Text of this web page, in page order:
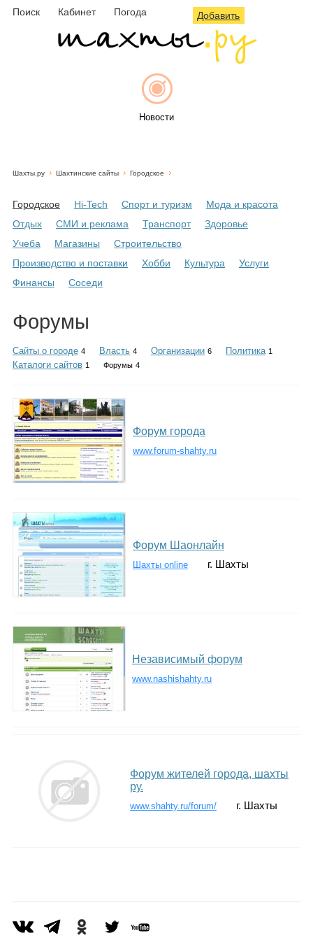
Поиск Кабинет Погода Добавить
Новости
Объявления
Гороскоп
Шахты.ру Шахтинские сайты Городское
Городское Hi-Tech Спорт и туризм
Мода и красота
Отдых
СМИ и реклама Транспорт
Здоровье
Учеба
Магазины
Строительство
Производство и поставки
Хобби Культура
Услуги
Финансы
Соседи
Форумы
Сайты о городе 4 Власть 4 Организации 6 Политика 1
Каталоги сайтов 1 Форумы 4
Форум города
www.forum-shahty.ru
Форум Шаонлайн
Шахты online г. Шахты
Независимый форум
www.nashishahty.ru
Форум жителей города, шахты
ру.
www.shahty.ru/forum/ г. Шахты